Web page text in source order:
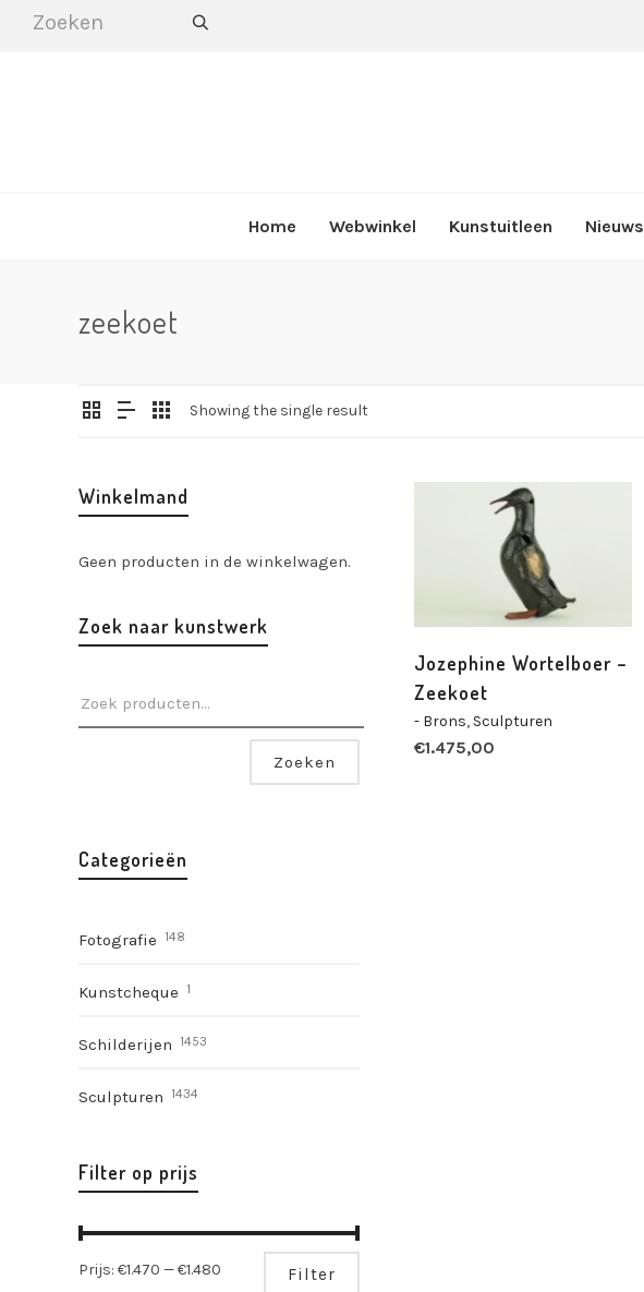
Home Webwinkel Kunstuitleen Nieuws
zeekoet
Showing the single result
Jozephine Wortelboer –
Zeekoet
- Brons, Sculpturen
€1.475,00
Winkelmand
Geen producten in de winkelwagen.
Zoek naar kunstwerk
Zoeken
Categorieën
Fotografie 148
Kunstcheque 1
Schilderijen 1453
Sculpturen 1434
Filter op prijs
Filter
Prijs: €1.470 —€1.480